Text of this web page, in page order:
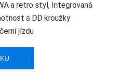
a retro styl, Integrovaná
a DD kroužky
jízdu